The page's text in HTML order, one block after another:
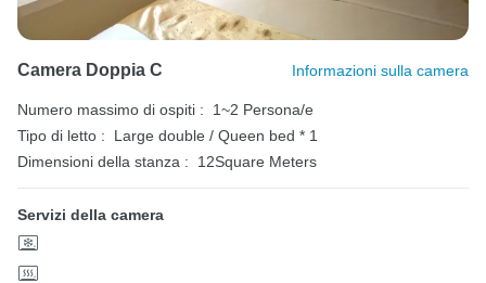
Camera Doppia C Informazioni sulla camera
Numero massimo di ospiti :
1~2 Persona/e
Tipo di letto :
Large double / Queen bed * 1
Dimensioni della stanza :
12Square Meters
Servizi della camera